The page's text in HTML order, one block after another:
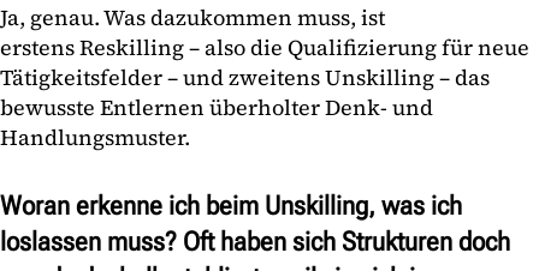
Ja, genau. Was dazukommen muss, ist
erstens Reskilling – also die Qualifizierung für neue
Tätigkeitsfelder – und zweitens Unskilling – das
bewusste Entlernen überholter Denk- und
Handlungsmuster.
Woran erkenne ich beim Unskilling, was ich
loslassen muss? Oft haben sich Strukturen doch